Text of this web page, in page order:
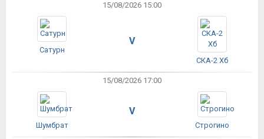
15/08/2026 15:00
Сатурн
V
СКА-2 Хб
15/08/2026 17:00
Шумбрат
V
Строгино